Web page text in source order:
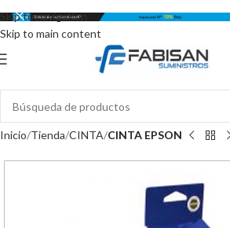
Skip to navigation
Skip to main content
Inicio Tienda CINTA CINTA EPSON